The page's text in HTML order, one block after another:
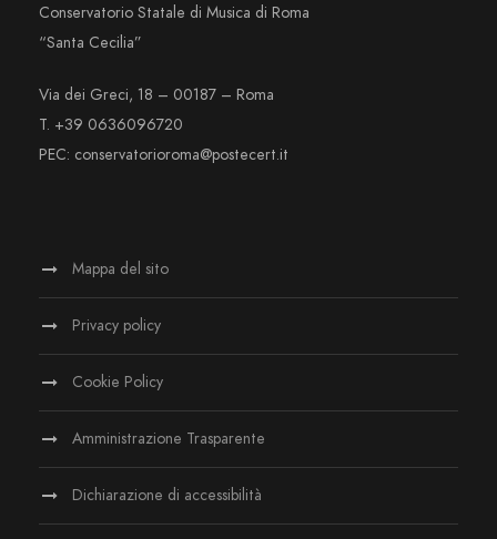
Conservatorio Statale di Musica di Roma
“Santa Cecilia”
Via dei Greci, 18 – 00187 – Roma
T. +39 0636096720
PEC: conservatorioroma@postecert.it
Mappa del sito
Privacy policy
Cookie Policy
Amministrazione Trasparente
Dichiarazione di accessibilità